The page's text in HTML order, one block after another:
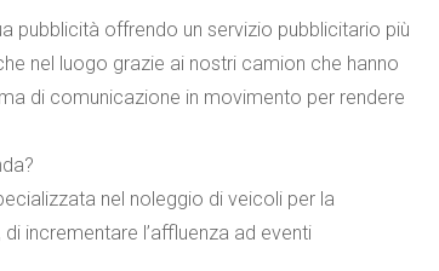
pubblicità offrendo un servizio pubblicitario più
nel luogo grazie ai nostri camion che hanno
di comunicazione in movimento per rendere
nel noleggio di veicoli per la
incrementare l’affluenza ad eventi